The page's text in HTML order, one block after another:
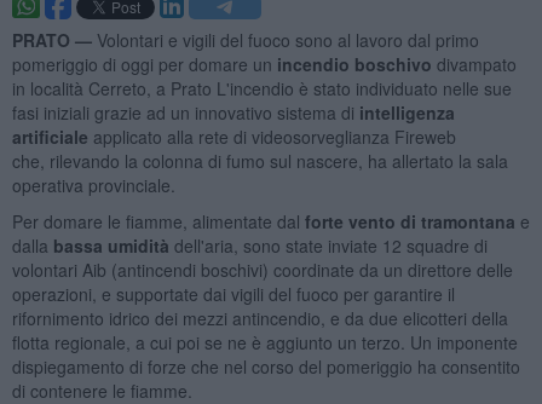
PRATO — Volontari e vigili del fuoco sono al lavoro dal primo
pomeriggio di oggi per domare un incendio boschivo divampato
in località Cerreto, a Prato L'incendio è stato individuato nelle sue
fasi iniziali grazie ad un innovativo sistema di intelligenza
artificiale applicato alla rete di videosorveglianza Fireweb
che, rilevando la colonna di fumo sul nascere, ha allertato la sala
operativa provinciale.
Per domare le fiamme, alimentate dal forte vento di tramontana e
dalla bassa umidità dell'aria, sono state inviate 12 squadre di
volontari Aib (antincendi boschivi) coordinate da un direttore delle
operazioni, e supportate dai vigili del fuoco per garantire il
rifornimento idrico dei mezzi antincendio, e da due elicotteri della
flotta regionale, a cui poi se ne è aggiunto un terzo. Un imponente
dispiegamento di forze che nel corso del pomeriggio ha consentito
di contenere le fiamme.